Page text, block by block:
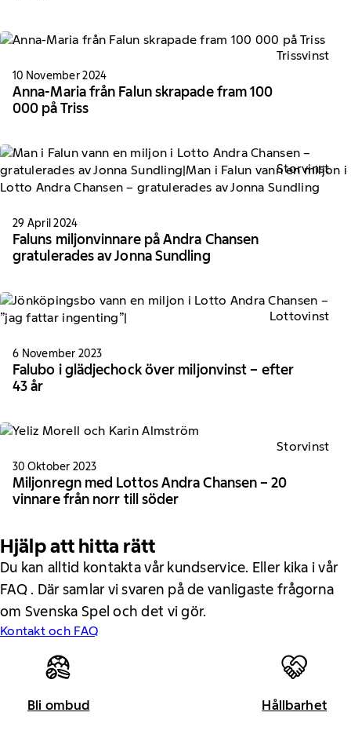
Trissvinst
10 November 2024
Anna-Maria från Falun skrapade fram 100
000 på Triss
Storvinst
29 April 2024
Faluns miljonvinnare på Andra Chansen
gratulerades av Jonna Sundling
Lottovinst
6 November 2023
Falubo i glädjechock över miljonvinst – efter
43 år
Storvinst
30 Oktober 2023
Miljonregn med Lottos Andra Chansen – 20
vinnare från norr till söder
Hjälp att hitta rätt
Du kan alltid kontakta vår kundservice. Eller kika i vår
FAQ . Där samlar vi svaren på de vanligaste frågorna
om Svenska Spel och det vi gör.
Kontakt och FAQ
Bli ombud Hållbarhet